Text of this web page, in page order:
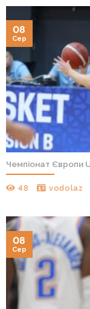
Чемпіонат Європи
48 vodolaz
08
Сер
08
Сер